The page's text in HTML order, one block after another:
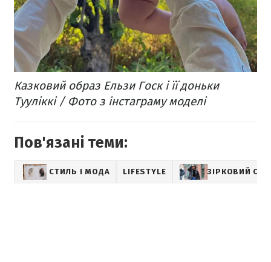
Казковий образ Ельзи Госк і її доньки
Тууліккі / Фото з інстаграму моделі
Пов'язані теми:
СТИЛЬ І МОДА LIFESTYLE ЗІРКОВИЙ